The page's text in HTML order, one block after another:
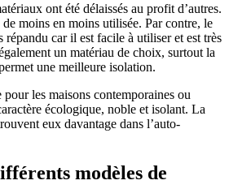
ont été délaissés au profit d’autres.
moins en moins utilisée. Par contre, le
répandu car il est facile à utiliser et est très
un matériau de choix, surtout la
une meilleure isolation.
les maisons contemporaines ou
écologique, noble et isolant. La
eux davantage dans l’auto-
modèles de